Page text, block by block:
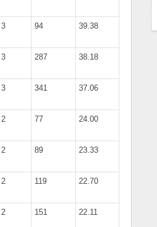
3 94 39.38
3 287 38.18
3 341 37.06
2 77 24.00
2 89 23.33
2 119 22.70
2 151 22.11